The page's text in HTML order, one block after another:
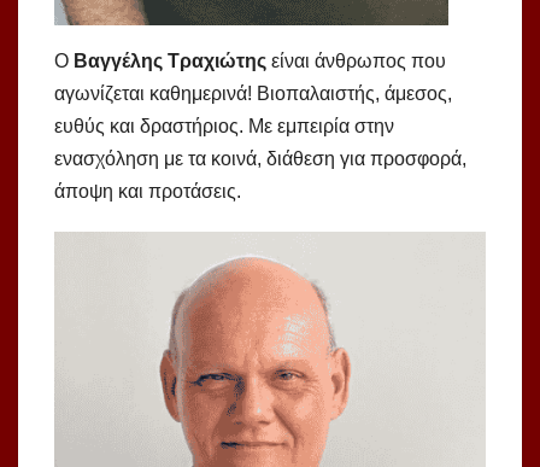
Ο Βαγγέλης Τραχιώτης είναι άνθρωπος που
αγωνίζεται καθημερινά! Βιοπαλαιστής, άμεσος,
ευθύς και δραστήριος. Με εμπειρία στην
ενασχόληση με τα κοινά, διάθεση για προσφορά,
άποψη και προτάσεις.